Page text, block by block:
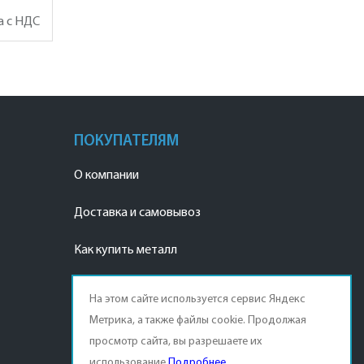
с НДС
ПОКУПАТЕЛЯМ
О компании
Доставка и самовывоз
Как купить металл
Договор продажи
На этом сайте используется сервис Яндекс
Метрика, а также файлы cookie. Продолжая
просмотр сайта, вы разрешаете их